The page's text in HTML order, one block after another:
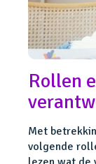
Rollen
Met
volgende